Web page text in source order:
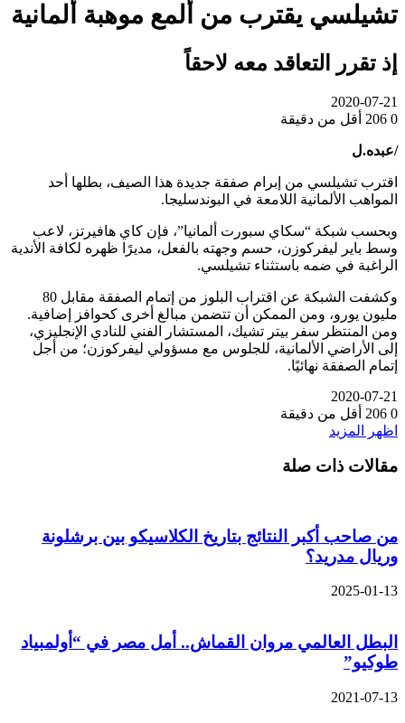
تشيلسي يقترب من ألمع موهبة ألمانية
إذ تقرر التعاقد معه لاحقاً
2020-07-21
0
أقل من دقيقة
/عبده.ل
اقترب تشيلسي من إبرام صفقة جديدة هذا الصيف، بطلها أحد
المواهب الألمانية اللامعة في البوندسليجا.
وبحسب شبكة “سكاي سبورت ألمانيا”، فإن كاي هافيرتز، لاعب
وسط باير ليفركوزن، حسم وجهته بالفعل، مديرًا ظهره لكافة الأندية
الراغبة في ضمه باستثناء تشيلسي.
وكشفت الشبكة عن اقتراب البلوز من إتمام الصفقة مقابل 80
مليون يورو، ومن الممكن أن تتضمن مبالغ أخرى كحوافز إضافية.
ومن المنتظر سفر بيتر تشيك، المستشار الفني للنادي الإنجليزي،
إلى الأراضي الألمانية، للجلوس مع مسؤولي ليفركوزن؛ من أجل
إتمام الصفقة نهائيًا.
2020-07-21
0
أقل من دقيقة
اظهر المزيد
مقالات ذات صلة
من صاحب أكبر النتائج بتاريخ الكلاسيكو بين برشلونة
وريال مدريد؟
2025-01-13
البطل العالمي مروان القماش.. أمل مصر في “أولمبياد
طوكيو”
2021-07-13